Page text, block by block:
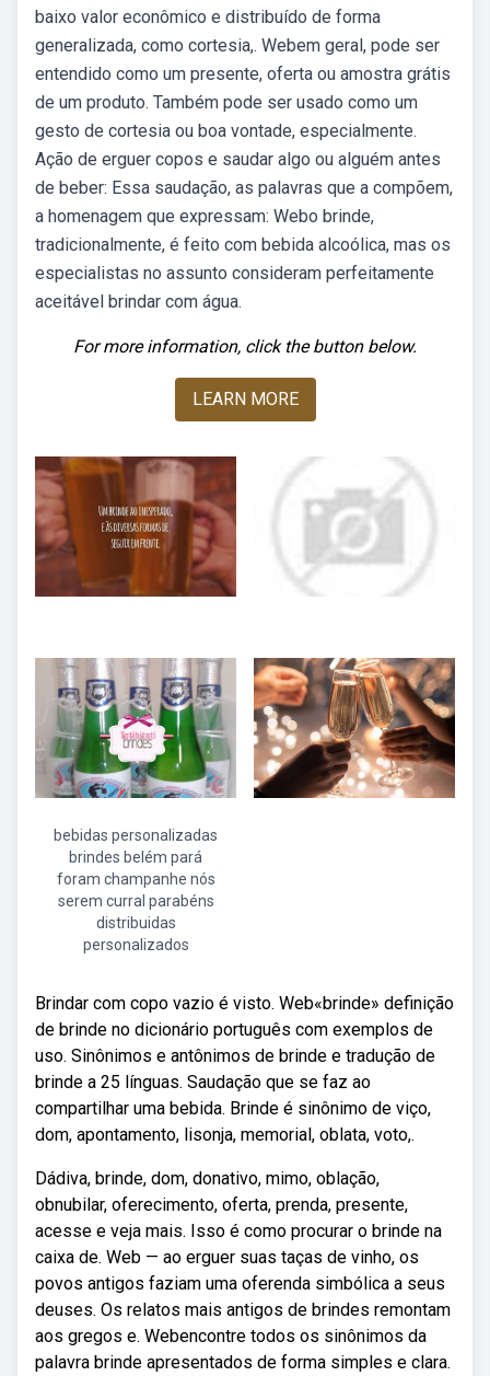
baixo valor econômico e distribuído de forma
generalizada, como cortesia,. Webem geral, pode ser
entendido como um presente, oferta ou amostra grátis
de um produto. Também pode ser usado como um
gesto de cortesia ou boa vontade, especialmente.
Ação de erguer copos e saudar algo ou alguém antes
de beber: Essa saudação, as palavras que a compõem,
a homenagem que expressam: Webo brinde,
tradicionalmente, é feito com bebida alcoólica, mas os
especialistas no assunto consideram perfeitamente
aceitável brindar com água.
For more information, click the button below.
LEARN MORE
bebidas personalizadas
brindes belém pará
foram champanhe nós
serem curral parabéns
distribuidas
personalizados
Brindar com copo vazio é visto. Web«brinde» definição
de brinde no dicionário português com exemplos de
uso. Sinônimos e antônimos de brinde e tradução de
brinde a 25 línguas. Saudação que se faz ao
compartilhar uma bebida. Brinde é sinônimo de viço,
dom, apontamento, lisonja, memorial, oblata, voto,.
Dádiva, brinde, dom, donativo, mimo, oblação,
obnubilar, oferecimento, oferta, prenda, presente,
acesse e veja mais. Isso é como procurar o brinde na
caixa de. Web — ao erguer suas taças de vinho, os
povos antigos faziam uma oferenda simbólica a seus
deuses. Os relatos mais antigos de brindes remontam
aos gregos e. Webencontre todos os sinônimos da
palavra brinde apresentados de forma simples e clara.